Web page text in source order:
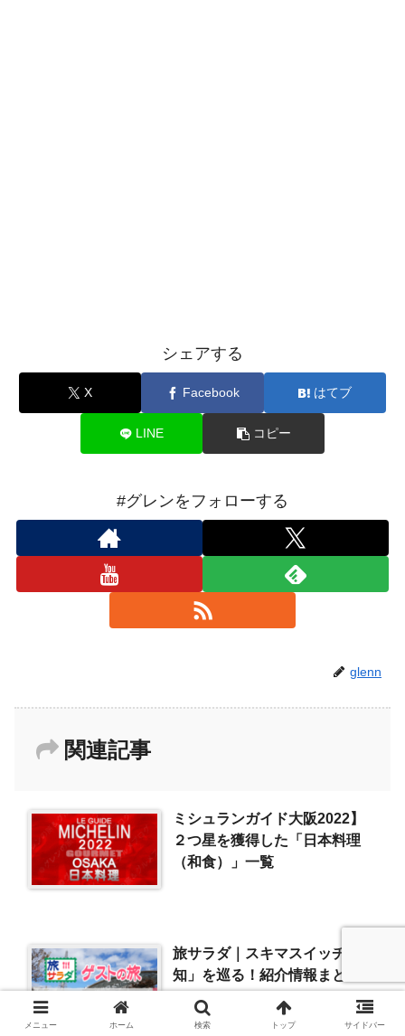
シェアする
X Facebook はてブ
LINE コピー
#グレンをフォローする
glenn
関連記事
ミシュランガイド大阪2022】
２つ星を獲得した「日本料理
（和食）」一覧
旅サラダ｜スキマスイッチ「愛
知」を巡る！紹介情報まとめ
（2023/8/19）
メニュー ホーム 検索 トップ サイドバー